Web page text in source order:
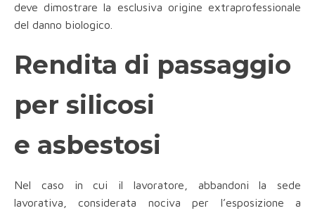
deve dimostrare la esclusiva origine extraprofessionale
del danno biologico.
Rendita di passaggio
per silicosi
e asbestosi
Nel caso in cui il lavoratore, abbandoni la sede
lavorativa, considerata nociva per l’esposizione a